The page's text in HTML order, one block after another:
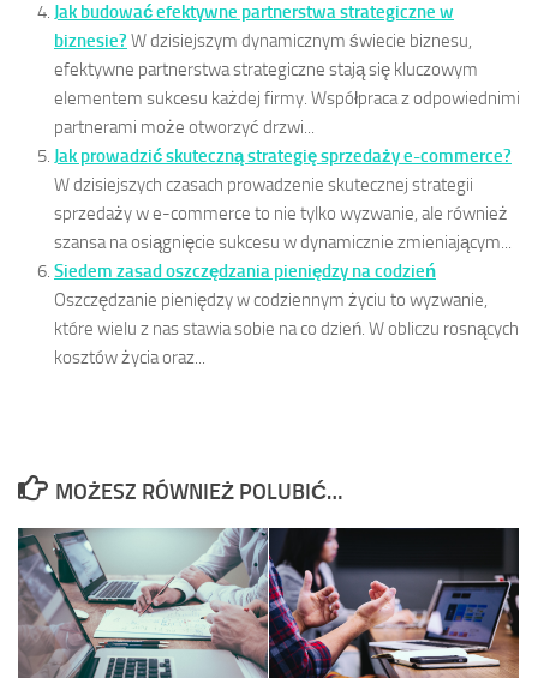
Jak budować efektywne partnerstwa strategiczne w
biznesie? W dzisiejszym dynamicznym świecie biznesu,
efektywne partnerstwa strategiczne stają się kluczowym
elementem sukcesu każdej firmy. Współpraca z odpowiednimi
partnerami może otworzyć drzwi...
Jak prowadzić skuteczną strategię sprzedaży e-commerce?
W dzisiejszych czasach prowadzenie skutecznej strategii
sprzedaży w e-commerce to nie tylko wyzwanie, ale również
szansa na osiągnięcie sukcesu w dynamicznie zmieniającym...
Siedem zasad oszczędzania pieniędzy na codzień
Oszczędzanie pieniędzy w codziennym życiu to wyzwanie,
które wielu z nas stawia sobie na co dzień. W obliczu rosnących
kosztów życia oraz...
MOŻESZ RÓWNIEŻ POLUBIĆ…